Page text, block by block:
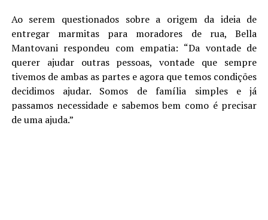
Ao serem questionados sobre a origem da ideia de
entregar marmitas para moradores de rua, Bella
Mantovani respondeu com empatia: “Da vontade de
querer ajudar outras pessoas, vontade que sempre
tivemos de ambas as partes e agora que temos condições
decidimos ajudar. Somos de família simples e já
passamos necessidade e sabemos bem como é precisar
de uma ajuda.”